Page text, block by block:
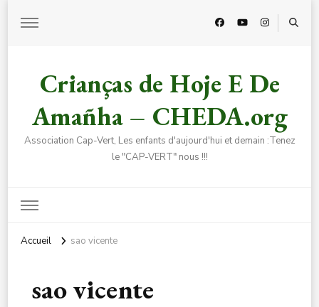
Crianças de Hoje E De
Amañha – CHEDA.org
Association Cap-Vert, Les enfants d'aujourd'hui et demain :Tenez
le "CAP-VERT" nous !!!
Accueil sao vicente
sao vicente